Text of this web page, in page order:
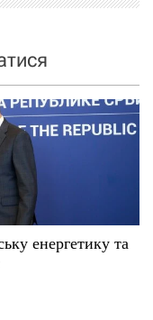
енергетику та